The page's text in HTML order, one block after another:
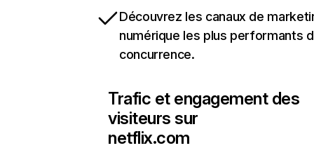
Découvrez les canaux de
numérique les plus performants
concurrence.
Trafic et engagement des
visiteurs sur
netflix.com